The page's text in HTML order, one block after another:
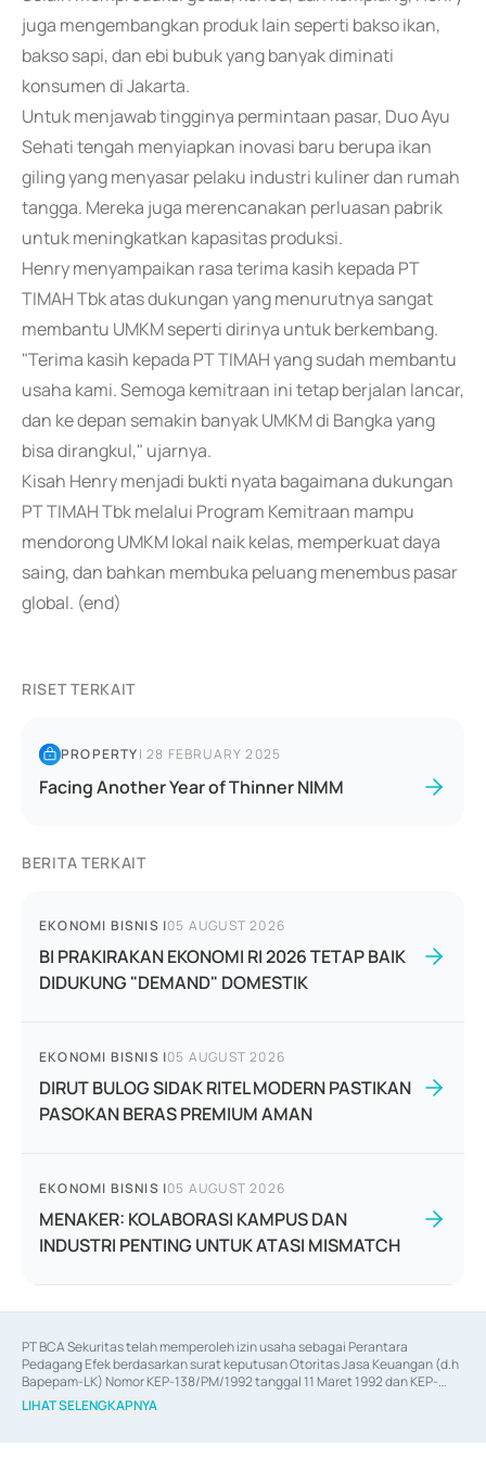
juga mengembangkan produk lain seperti bakso ikan,
bakso sapi, dan ebi bubuk yang banyak diminati
konsumen di Jakarta.
Untuk menjawab tingginya permintaan pasar, Duo Ayu
Sehati tengah menyiapkan inovasi baru berupa ikan
giling yang menyasar pelaku industri kuliner dan rumah
tangga. Mereka juga merencanakan perluasan pabrik
untuk meningkatkan kapasitas produksi.
Henry menyampaikan rasa terima kasih kepada PT
TIMAH Tbk atas dukungan yang menurutnya sangat
membantu UMKM seperti dirinya untuk berkembang.
"Terima kasih kepada PT TIMAH yang sudah membantu
usaha kami. Semoga kemitraan ini tetap berjalan lancar,
dan ke depan semakin banyak UMKM di Bangka yang
bisa dirangkul," ujarnya.
Kisah Henry menjadi bukti nyata bagaimana dukungan
PT TIMAH Tbk melalui Program Kemitraan mampu
mendorong UMKM lokal naik kelas, memperkuat daya
saing, dan bahkan membuka peluang menembus pasar
global. (end)
RISET TERKAIT
PROPERTY|28 FEBRUARY 2025
Facing Another Year of Thinner NIMM
BERITA TERKAIT
EKONOMI BISNIS |05 AUGUST 2026
BI PRAKIRAKAN EKONOMI RI 2026 TETAP BAIK
DIDUKUNG "DEMAND" DOMESTIK
EKONOMI BISNIS |05 AUGUST 2026
DIRUT BULOG SIDAK RITEL MODERN PASTIKAN
PASOKAN BERAS PREMIUM AMAN
EKONOMI BISNIS |05 AUGUST 2026
MENAKER: KOLABORASI KAMPUS DAN
INDUSTRI PENTING UNTUK ATASI MISMATCH
PT BCA Sekuritas telah memperoleh izin usaha sebagai Perantara
Pedagang Efek berdasarkan surat keputusan Otoritas Jasa Keuangan (d.h
Bapepam-LK) Nomor KEP-138/PM/1992 tanggal 11 Maret 1992 dan KEP-
06/D.04/2014 tanggal 28 Februari 2014, izin usaha sebagai Penjamin Emisi
Efek berdasarkan surat keputusan Otoritas Jasa Keuangan Nomor KEP-
LIHAT SELENGKAPNYA